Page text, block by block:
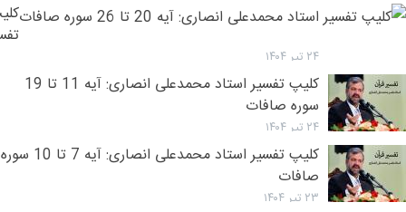
تا
۲۴ تیر ۱۴۰۴
کلیپ تفسیر استاد محمدعلی انصاری: آیه 11 تا 19
سوره صافات
۲۴ تیر ۱۴۰۴
کلیپ تفسیر استاد محمدعلی انصاری: آیه 7 تا 10 سوره
صافات
۲۳ تیر ۱۴۰۴